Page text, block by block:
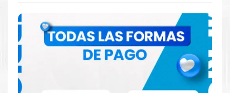
Comprar Tinta Epson 748XXL Negro para